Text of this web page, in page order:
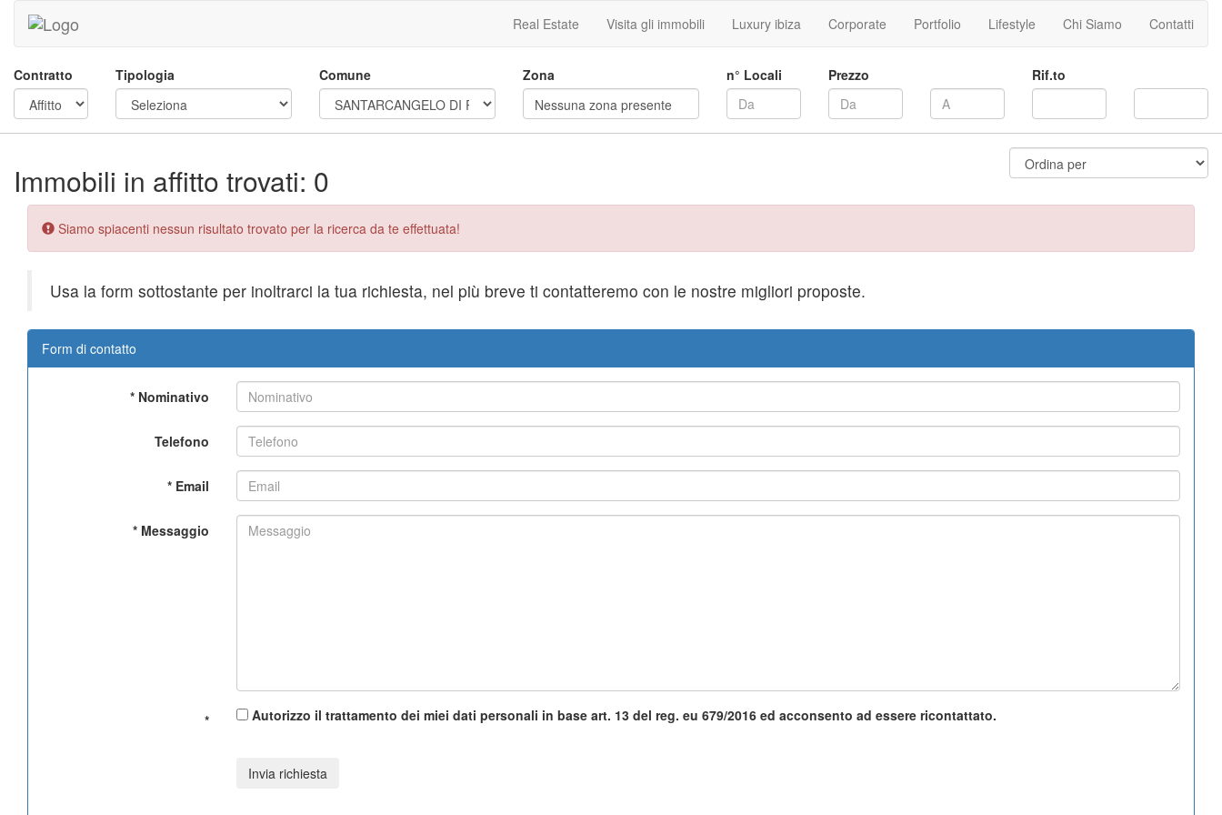
Real Estate Visita gli immobili Luxury ibiza Corporate Portfolio Lifestyle Chi Siamo Contatti
Contratto Tipologia Comune
Zona
Nessuna zona presente
n° Locali Prezzo Rif.to
Immobili in affitto trovati: 0
Error:
Siamo spiacenti nessun risultato trovato per la ricerca da te effettuata!
Usa la form sottostante per inoltrarci la tua richiesta, nel più breve ti contatteremo con le nostre migliori proposte.
Form di contatto
*Nominativo
Telefono
*Email
*Messaggio
* Autorizzo il trattamento dei miei dati personali in base art. 13 del reg. eu 679/2016 ed acconsento ad essere ricontattato.